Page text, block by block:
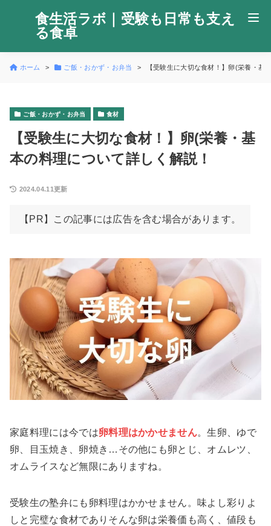
食生活ラボ｜受験も日常も支え
る食卓
ホーム ご飯・おかず・お弁当 【受験生に大切な食材！】卵(栄養・基
ご飯・おかず・お弁当 食材
【受験生に大切な食材！】卵(栄養・基
本の料理について詳しく解説！
2024.04.11更新
【PR】この記事には広告を含む場合があります。
家庭料理には今では卵料理はかかせません。生卵、ゆで
卵、目玉焼き、卵焼き…その他にも卵とじ、オムレツ、
オムライスなど無限にありますね。
受験生の塾弁にも卵料理はかかせません。味よし彩りよ
しと完璧な食材でありそんな卵は栄養価も高く、値段も